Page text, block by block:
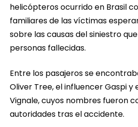
helicópteros ocurrido en Brasil
familiares de las víctimas
sobre las causas del siniestro
personas fallecidas.
Entre los pasajeros se
Oliver Tree, el influencer Gaspi y
Vignale, cuyos nombres fueron
autoridades tras el accidente.